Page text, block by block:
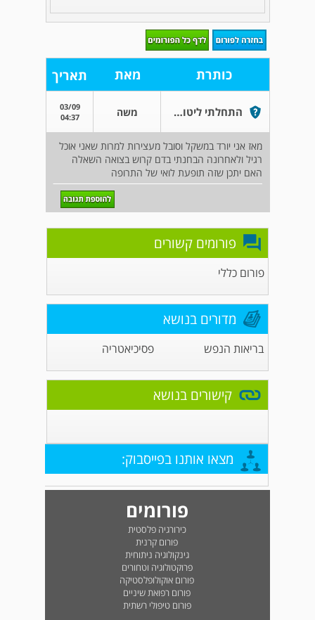
כותרת מאת תאריך
התחלתי ליטול פבוקסיל לפני חצי שנה משה
03/09
04:37
מאז אני יורד במשקל וסובל מעצירות למרות שאני אוכל
רגיל ולאחרונה הבחנתי בדם קרוש בצואה השאלה
האם יתכן שזה תופעת לואי של התרופה
פורומים קשורים
פורום כללי
מדורים בנושא
בריאות הנפש פסיכיאטריה
קישורים בנושא
מצאו אותנו בפייסבוק:
פורומים
כירורגיה פלסטית
פורום קרנית
גינקולוגיה ניתוחית
פרוקטולוגיה וטחורים
פורום אוקולופלסטיקה
פורום רפואת שיניים
פורום טיפולי רשתית